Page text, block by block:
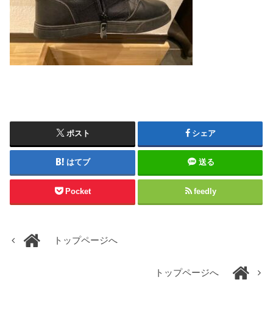
ポスト シェア
はてブ 送る
Pocket feedly
トップページへ
トップページへ